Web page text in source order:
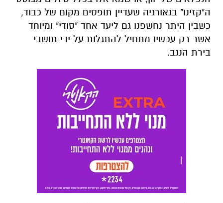
ה"קזינו" בגאורגיה שעדיין תופסים מקום של כבוד,
כשבין היתר נחשפנו גם ליעד אחד "סודי" ומיוחד
אשר רק עכשיו מתחיל להתגלות על ידי תושבי
בירת הנגב.